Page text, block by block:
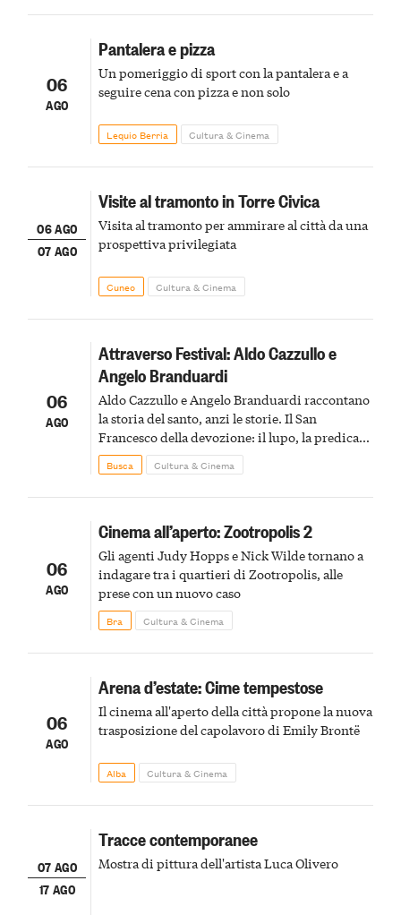
06
AGO
Pantalera e pizza
Un pomeriggio di sport con la pantalera e a
seguire cena con pizza e non solo
Lequio Berria Cultura & Cinema
06 AGO
07 AGO
Visite al tramonto in Torre Civica
Visita al tramonto per ammirare al città da una
prospettiva privilegiata
Cuneo Cultura & Cinema
06
AGO
Attraverso Festival: Aldo Cazzullo e
Angelo Branduardi
Aldo Cazzullo e Angelo Branduardi raccontano
la storia del santo, anzi le storie. Il San
Francesco della devozione: il lupo, la predica
agli uccelli, le stimmate
Busca Cultura & Cinema
06
AGO
Cinema all’aperto: Zootropolis 2
Gli agenti Judy Hopps e Nick Wilde tornano a
indagare tra i quartieri di Zootropolis, alle
prese con un nuovo caso
Bra Cultura & Cinema
06
AGO
Arena d’estate: Cime tempestose
Il cinema all'aperto della città propone la nuova
trasposizione del capolavoro di Emily Brontë
Alba Cultura & Cinema
07 AGO
17 AGO
Tracce contemporanee
Mostra di pittura dell'artista Luca Olivero